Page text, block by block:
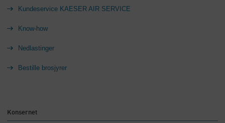
Kundeservice KAESER AIR SERVICE
Know-how
Nedlastinger
Bestille brosjyrer
Konsernet